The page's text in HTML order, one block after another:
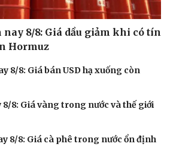
nay 8/8: Giá dầu giảm khi có tín
Hormuz
8/8: Giá bán USD hạ xuống còn
8: Giá vàng trong nước và thế giới
8/8: Giá cà phê trong nước ổn định